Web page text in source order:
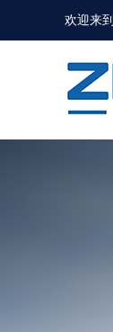
欢迎来